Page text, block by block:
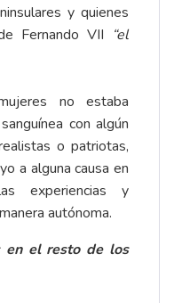
y quienes
Fernando VII “el
no estaba
con algún
o patriotas,
a alguna causa en
experiencias y
autónoma.
en el resto de los